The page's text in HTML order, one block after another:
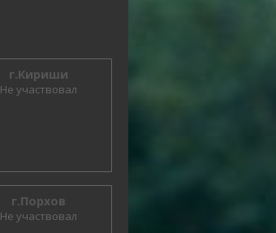
г.Кириши
Не участвовал
г.Порхов
Не участвовал